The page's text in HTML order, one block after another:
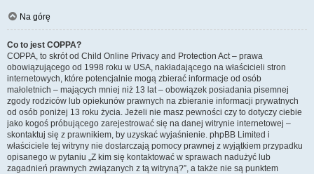
Na górę
Co to jest COPPA?
COPPA, to skrót od Child Online Privacy and Protection Act – prawa
obowiązującego od 1998 roku w USA, nakładającego na właścicieli stron
internetowych, które potencjalnie mogą zbierać informacje od osób
małoletnich – mających mniej niż 13 lat – obowiązek posiadania pisemnej
zgody rodziców lub opiekunów prawnych na zbieranie informacji prywatnych
od osób poniżej 13 roku życia. Jeżeli nie masz pewności czy to dotyczy ciebie
jako kogoś próbującego zarejestrować się na danej witrynie internetowej –
skontaktuj się z prawnikiem, by uzyskać wyjaśnienie. phpBB Limited i
właściciele tej witryny nie dostarczają pomocy prawnej z wyjątkiem przypadku
opisanego w pytaniu „Z kim się kontaktować w sprawach nadużyć lub
zagadnień prawnych związanych z tą witryną?”, a także nie są punktem